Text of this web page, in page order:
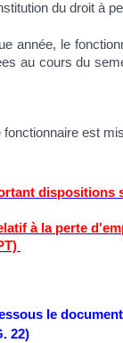
du droit à
année, le
au cours du
est
dispositions
à la perte
le
22)